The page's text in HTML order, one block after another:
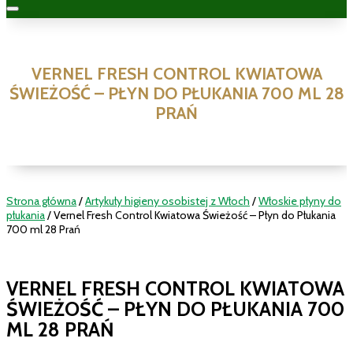
VERNEL FRESH CONTROL KWIATOWA
ŚWIEŻOŚĆ – PŁYN DO PŁUKANIA 700 ML 28
PRAŃ
Strona główna/Artykuły higieny osobistej z Włoch /Włoskie płyny do
płukania/ Vernel Fresh Control Kwiatowa Świeżość – Płyn do Płukania
700 ml 28 Prań
VERNEL FRESH CONTROL KWIATOWA
ŚWIEŻOŚĆ – PŁYN DO PŁUKANIA 700
ML 28 PRAŃ